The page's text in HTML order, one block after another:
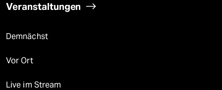
Veranstaltungen
Demnächst
Vor Ort
Live im Stream